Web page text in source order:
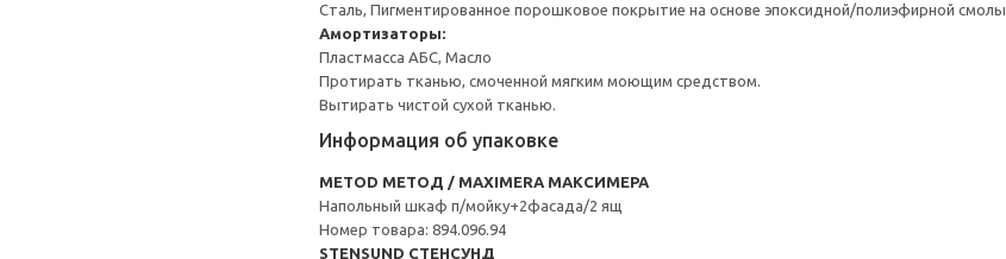
Сталь, Пигментированное порошковое покрытие на основе эпоксидной/полиэфирной смолы
Амортизаторы:
Пластмасса АБС, Масло
Протирать тканью, смоченной мягким моющим средством.
Вытирать чистой сухой тканью.
Информация об упаковке
METOD МЕТОД / MAXIMERA МАКСИМЕРА
Напольный шкаф п/мойку+2фасада/2 ящ
Номер товара: 894.096.94
STENSUND СТЕНСУНД